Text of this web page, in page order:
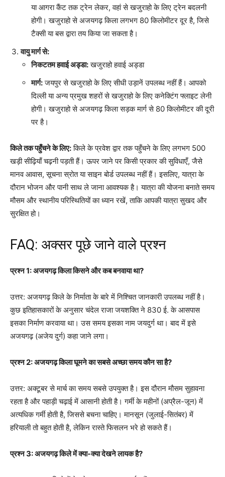
या आगरा कैंट तक ट्रेन लेकर, वहां से खजुराहो के लिए ट्रेन बदलनी
होगी। खजुराहो से अजयगढ़ किला लगभग 80 किलोमीटर दूर है, जिसे
टैक्सी या बस द्वारा तय किया जा सकता है।
वायु मार्ग से:
निकटतम हवाई अड्डा:खजुराहो हवाई अड्डा
मार्ग:जयपुर से खजुराहो के लिए सीधी उड़ानें उपलब्ध नहीं हैं। आपको
दिल्ली या अन्य प्रमुख शहरों से खजुराहो के लिए कनेक्टिंग फ्लाइट लेनी
होगी। खजुराहो से अजयगढ़ किला सड़क मार्ग से 80 किलोमीटर की दूरी
पर है।
किले तक पहुँचने के लिए:किले के प्रवेश द्वार तक पहुँचने के लिए लगभग 500
खड़ी सीढ़ियाँ चढ़नी पड़ती हैं। ऊपर जाने पर किसी प्रकार की सुविधाएँ, जैसे
मानव आवास, सूचना स्रोत या साइन बोर्ड उपलब्ध नहीं हैं। इसलिए, यात्रा के
दौरान भोजन और पानी साथ ले जाना आवश्यक है। यात्रा की योजना बनाते समय
मौसम और स्थानीय परिस्थितियों का ध्यान रखें, ताकि आपकी यात्रा सुखद और
सुरक्षित हो।
FAQ: अक्सर पूछे जाने वाले प्रश्न
प्रश्न 1: अजयगढ़ किला किसने और कब बनवाया था?
उत्तर: अजयगढ़ किले के निर्माता के बारे में निश्चित जानकारी उपलब्ध नहीं है।
कुछ इतिहासकारों के अनुसार चंदेल राजा जयशक्ति ने 830 ई. के आसपास
इसका निर्माण करवाया था। उस समय इसका नाम जयदुर्ग था। बाद में इसे
अजयगढ़ (अजेय दुर्ग) कहा जाने लगा।
प्रश्न 2: अजयगढ़ किला घूमने का सबसे अच्छा समय कौन सा है?
उत्तर: अक्टूबर से मार्च का समय सबसे उपयुक्त है। इस दौरान मौसम सुहावना
रहता है और पहाड़ी चढ़ाई में आसानी होती है। गर्मी के महीनों (अप्रैल-जून) में
अत्यधिक गर्मी होती है, जिससे बचना चाहिए। मानसून (जुलाई-सितंबर) में
हरियाली तो बहुत होती है, लेकिन रास्ते फिसलन भरे हो सकते हैं।
प्रश्न 3: अजयगढ़ किले में क्या-क्या देखने लायक है?